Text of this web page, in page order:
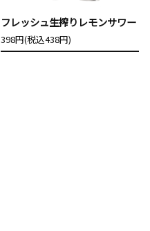
フレッシュ生搾りレモンサワー
398円(税込438円)